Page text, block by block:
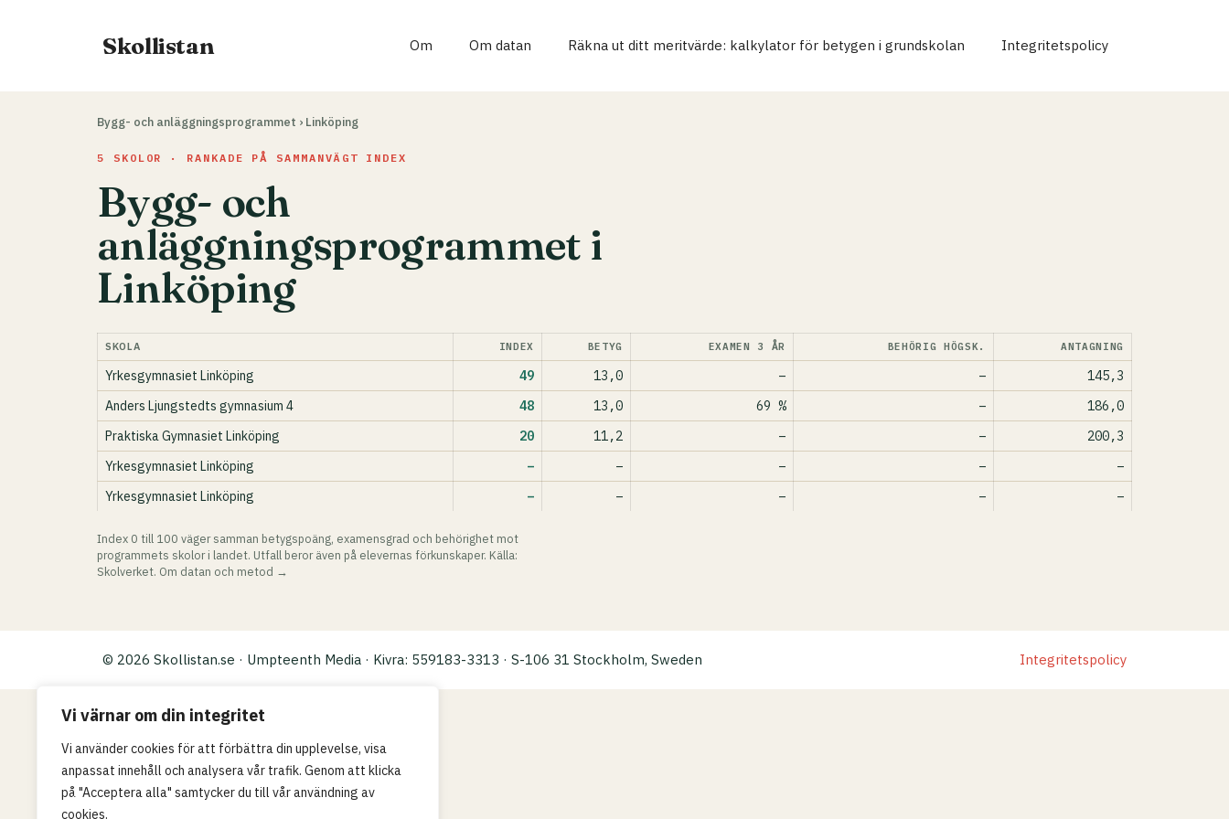
Vi värnar om din integritet
Vi använder cookies för att förbättra din upplevelse, visa
anpassat innehåll och analysera vår trafik. Genom att klicka
på "Acceptera alla" samtycker du till vår användning av
cookies.
Skollistan Om Om datan Räkna ut ditt meritvärde: kalkylator för betygen i grundskolan Integritetspolicy
Bygg- och anläggningsprogrammet › Linköping
5 SKOLOR · RANKADE PÅ SAMMANVÄGT INDEX
Bygg- och
anläggningsprogrammet i
Linköping
SKOLA INDEX BETYG EXAMEN 3 ÅR BEHÖRIG HÖGSK. ANTAGNING
Yrkesgymnasiet Linköping 49 13,0 – –
145,3
Anders Ljungstedts gymnasium 4
48 13,0 69 % –
186,0
Praktiska Gymnasiet Linköping
20 11,2 – –
200,3
Yrkesgymnasiet Linköping
– – – –
–
Yrkesgymnasiet Linköping
– – – – –
Index 0 till 100 väger samman betygspoäng, examensgrad och behörighet mot
programmets skolor i landet. Utfall beror även på elevernas förkunskaper. Källa:
Skolverket. Om datan och metod →
Integritetspolicy
© 2026 Skollistan.se · Umpteenth Media · Kivra: 559183-3313 · S-106 31 Stockholm, Sweden